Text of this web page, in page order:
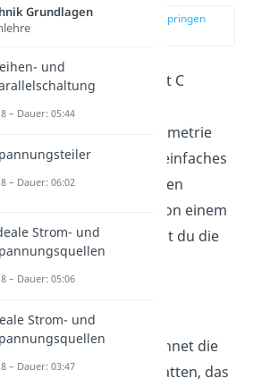
zur Stelle im Video springen
genau du die Kapazität C
kannst, hängt
von der Geometrie
Kondensators ab. Als einfaches
schauen wir uns den
an. Von einem
kannst du die
mit der Formel
Das
bezeichnet die
der Kondensatorplatten, das
Grundlagen
und
– Dauer: 05:44
– Dauer: 06:02
Strom- und
– Dauer: 05:06
Strom- und
– Dauer: 03:47